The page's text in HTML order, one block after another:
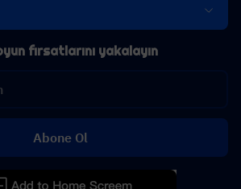
fırsatlarını yakalayın
Abone Ol